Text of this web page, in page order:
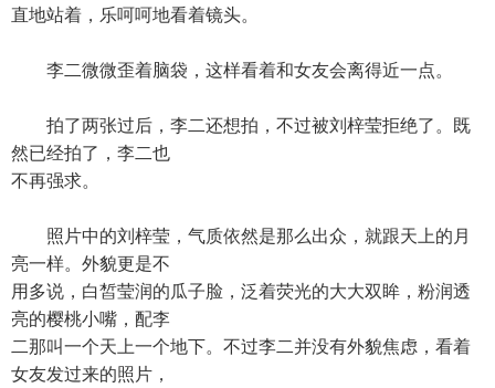
直地站着，乐呵呵地看着镜头。
李二微微歪着脑袋，这样看着和女友会离得近一点。
拍了两张过后，李二还想拍，不过被刘梓莹拒绝了。既
然已经拍了，李二也
不再强求。
照片中的刘梓莹，气质依然是那么出众，就跟天上的月
亮一样。外貌更是不
用多说，白皙莹润的瓜子脸，泛着荧光的大大双眸，粉润透
亮的樱桃小嘴，配李
二那叫一个天上一个地下。不过李二并没有外貌焦虑，看着
女友发过来的照片，